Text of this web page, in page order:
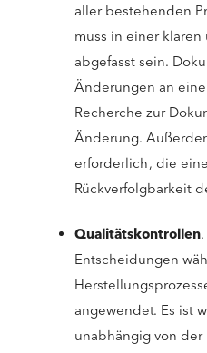
aller bestehenden
muss in einer
abgefasst sein.
Änderungen an
Recherche zur
Änderung.
erforderlich, die
Rückverfolgbarkeit
Qualitätskontrollen
Entscheidungen
angewendet. Es ist
unabhängig von der